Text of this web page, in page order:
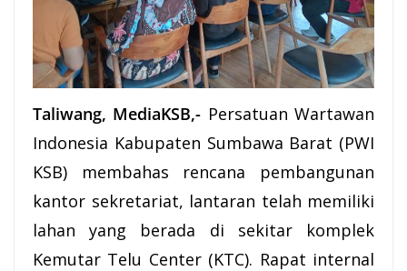
Taliwang, MediaKSB,- PersatuanWartawan
Indonesia Kabupaten Sumbawa Barat (PWI
KSB) membahas rencana pembangunan
kantor sekretariat, lantaran telah memiliki
lahan yang berada di sekitar komplek
Kemutar Telu Center (KTC). Rapat internal